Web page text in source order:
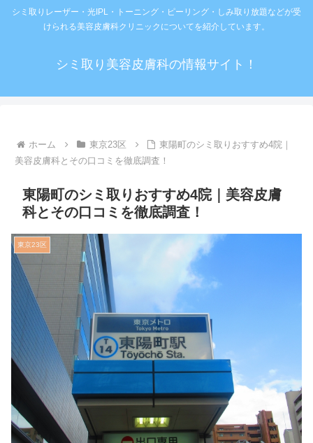
シミ取りレーザー・光IPL・トーニング・ピーリング・しみ取り放題などが受
けられる美容皮膚科クリニックについてを紹介しています。
シミ取り美容皮膚科の情報サイト！
ホーム 東京23区
東陽町のシミ取りおすすめ4院｜
美容皮膚科とその口コミを徹底調査！
東陽町のシミ取りおすすめ4院｜美容皮膚
科とその口コミを徹底調査！
東京23区